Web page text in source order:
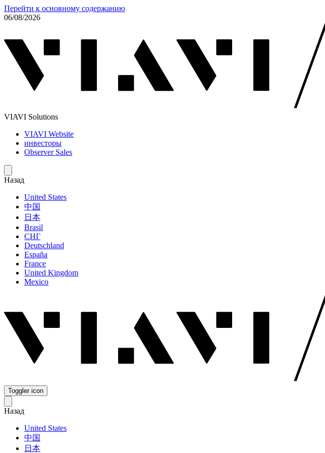
Перейти к основному содержанию
06/08/2026
VIAVI Solutions
VIAVI Website
инвесторы
Observer Sales
Назад
United States
中国
日本
Brasil
СНГ
Deutschland
España
France
United Kingdom
Mexico
Toggler icon
Назад
United States
中国
日本